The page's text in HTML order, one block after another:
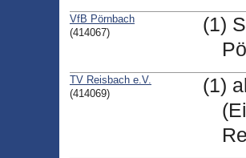
VfB Pörnbach
(414067)
(1)
TV Reisbach e.V.
(414069)
(1)